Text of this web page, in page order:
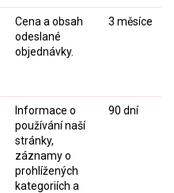
Cena a obsah
odeslané
objednávky.
3 měsíce
Informace o
používání naší
stránky,
záznamy o
prohlížených
kategoriích a
90 dní